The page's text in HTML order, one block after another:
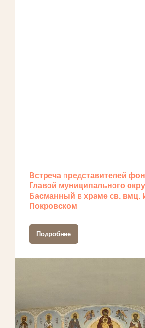
Встреча представителей
Главой муниципального
Басманный в храме св. вмц.
Покровском
Подробнее